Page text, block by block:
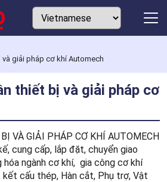
giải pháp cơ khí Automech
thiết bị và giải pháp cơ
VÀ GIẢI PHÁP CƠ KHÍ AUTOMECH
cung cấp, lắp đặt, chuyển giao
ngành cơ khí, gia công cơ khí
kết cấu thép, Hàn cắt, Phụ trợ, Vật